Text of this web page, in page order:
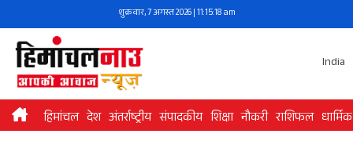
to
content
शुक्रवार, 7 अगस्त 2026 | 11:15:18 am
India
हिमांचल देश अंतर्राष्ट्रीय संपादकीय शिक्षा नौकरी राशिफल धार्मिक